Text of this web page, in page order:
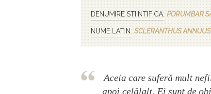
DENUMIRE STIINTIFICA: PORUMBAR
NUME LATIN: SCLERANTHUS ANNUUS
Aceia care suferă mult
apoi celălalt. Ei sunt de